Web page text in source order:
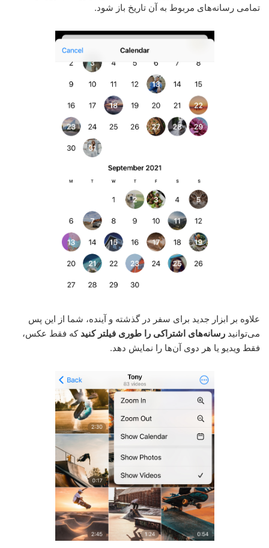
تمامی رسانه‌های مربوط به آن تاریخ باز شود.
علاوه بر ابزار جدید برای سفر در گذشته و آینده، شما از این پس
می‌توانید رسانه‌های اشتراکی را طوری فیلتر کنید که فقط عکس،
فقط ویدیو یا هر دوی آن‌ها را نمایش دهد.